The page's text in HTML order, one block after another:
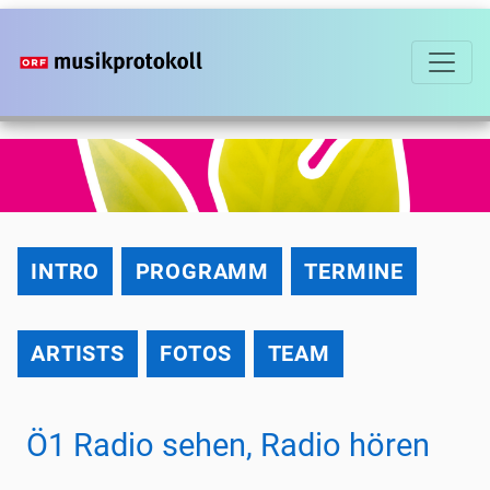
Direkt
zum
INTRO
PROGRAMM TERMINE
ARTISTS FOTOS TEAM
Ö1 Radio sehen, Radio hören